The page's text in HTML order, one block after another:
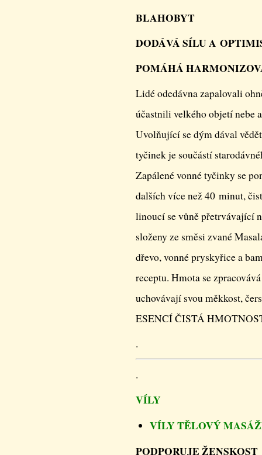
BLAHOBYT
DODÁVÁ SÍLU A
POMÁHÁ
Lidé odedávna zapalovali
účastnili velkého objetí nebe
Uvolňující se dým dával
tyčinek je součástí
Zapálené vonné tyčinky se
dalších více než 40 minut,
linoucí se vůně přetrvávající
složeny ze směsi zvané
dřevo, vonné pryskyřice a
receptu. Hmota se
uchovávají svou měkkost,
ESENCÍ ČISTÁ
.
.
VÍLY
VÍLY TĚLOVÝ
PODPORUJE ŽENSKOST